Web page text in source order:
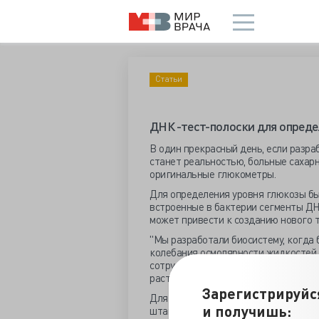
и получишь:
Статьи
ДНК -тест-полоски для
В один прекрасный день, если
станет реальностью, больные
оригинальные глюкометры.
Для определения уровня глюкозы
встроенные в бактерии сегменты
может привести к созданию нового
"Мы разработали биосистему,
колебания осмолярности
сотрудник университета, биолог
растворе, в этом случае, глюкозы.
Для своего проекта студенты
штаммам
E. coliопределять